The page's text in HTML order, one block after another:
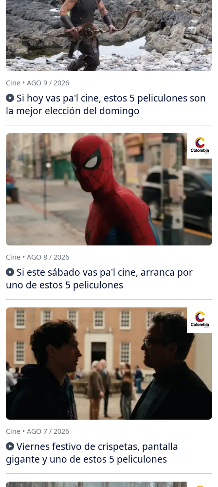
Cine • AGO 9 / 2026
Si hoy vas pa'l cine, estos 5 peliculones son
la mejor elección del domingo
Cine • AGO 8 / 2026
Si este sábado vas pa'l cine, arranca por
uno de estos 5 peliculones
Cine • AGO 7 / 2026
Viernes festivo de crispetas, pantalla
gigante y uno de estos 5 peliculones